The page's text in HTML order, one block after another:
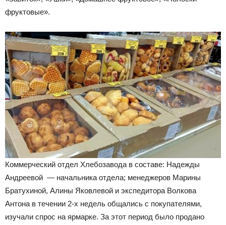
фруктовые».
Коммерческий отдел Хлебозавода в составе: Надежды
Андреевой — начальника отдела; менеджеров Марины
Братухиной, Алины Яковлевой и экспедитора Волкова
Антона в течении 2-х недель общались с покупателями,
изучали спрос на ярмарке. За этот период было продано